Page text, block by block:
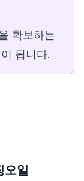
확보하는
됩니다.
오일